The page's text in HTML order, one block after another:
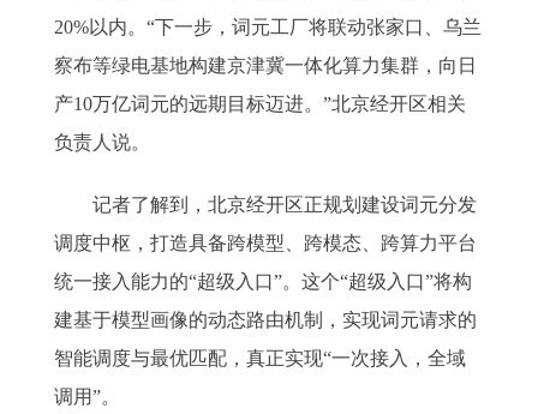
20%以内。“下一步，词元工厂将联动张家口、乌兰
察布等绿电基地构建京津冀一体化算力集群，向日
产10万亿词元的远期目标迈进。”北京经开区相关
负责人说。
记者了解到，北京经开区正规划建设词元分发
调度中枢，打造具备跨模型、跨模态、跨算力平台
统一接入能力的“超级入口”。这个“超级入口”将构
建基于模型画像的动态路由机制，实现词元请求的
智能调度与最优匹配，真正实现“一次接入，全域
调用”。